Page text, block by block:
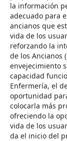
la información
adecuado para
ancianos que
vida de los
reforzando la
de los Ancianos
envejecimiento
capacidad
Enfermería, el
oportunidad
colocarla más
ofreciendo la
vida de los
da el inicio del